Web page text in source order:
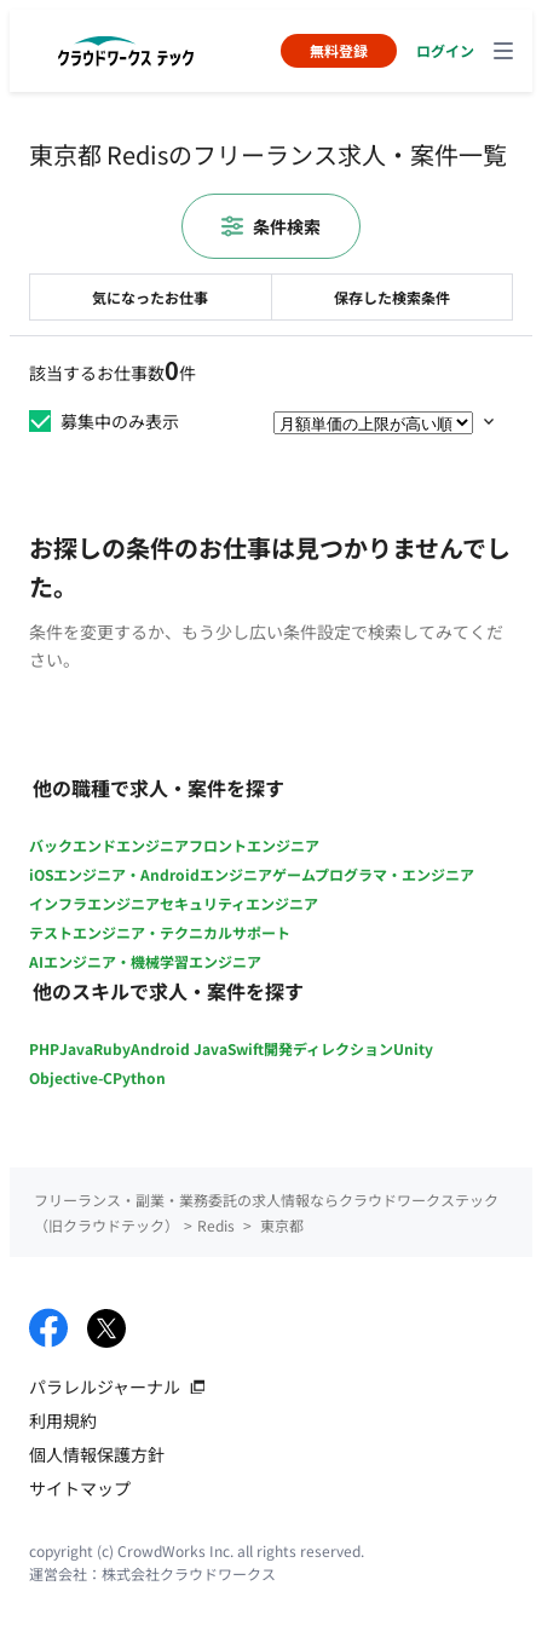
無料登録 ログイン
東京都 Redisのフリーランス求人・案件一覧
該当するお仕事数0件
募集中のみ表示
お探しの条件のお仕事は見つかりませんでし
た。
条件を変更するか、もう少し広い条件設定で検索してみてくだ
さい。
他の職種で求人・案件を探す
バックエンドエンジニアフロントエンジニア
iOSエンジニア・Androidエンジニアゲームプログラマ・エンジニア
インフラエンジニアセキュリティエンジニア
テストエンジニア・テクニカルサポート
AIエンジニア・機械学習エンジニア
他のスキルで求人・案件を探す
PHPJavaRubyAndroid JavaSwift開発ディレクションUnity
Objective-CPython
気になったお仕事 保存した検索条件
条件検索
フリーランス・副業・業務委託の求人情報ならクラウドワークステック
（旧クラウドテック）
> Redis > 東京都
パラレルジャーナル
利用規約
個人情報保護方針
サイトマップ
copyright (c) CrowdWorks Inc. all rights reserved.
運営会社： 株式会社クラウドワークス